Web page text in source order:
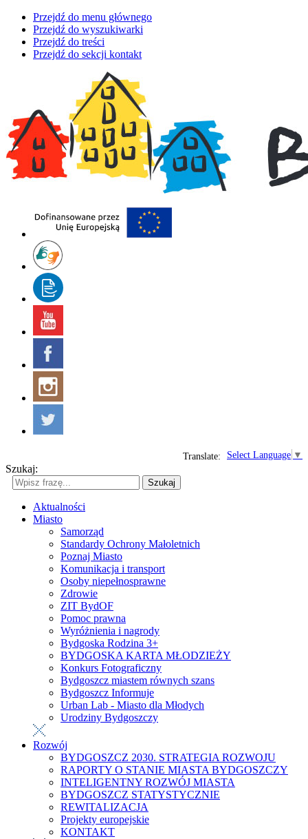
Przejdź do menu głównego
Przejdź do wyszukiwarki
Przejdź do treści
Przejdź do sekcji kontakt
Select Language ▼
Translate:
Szukaj:
Szukaj
Aktualności
Miasto
Samorząd
Standardy Ochrony Małoletnich
Poznaj Miasto
Komunikacja i transport
Osoby niepełnosprawne
Zdrowie
ZIT BydOF
Pomoc prawna
Wyróżnienia i nagrody
Bydgoska Rodzina 3+
BYDGOSKA KARTA MŁODZIEŻY
Konkurs Fotograficzny
Bydgoszcz miastem równych szans
Bydgoszcz Informuje
Urban Lab - Miasto dla Młodych
Urodziny Bydgoszczy
Rozwój
BYDGOSZCZ 2030. STRATEGIA ROZWOJU
RAPORTY O STANIE MIASTA BYDGOSZCZY
INTELIGENTNY ROZWÓJ MIASTA
BYDGOSZCZ STATYSTYCZNIE
REWITALIZACJA
Projekty europejskie
KONTAKT